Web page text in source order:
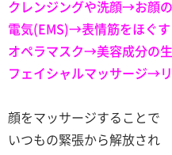
クレンジングや洗顔→お顔
電気(EMS)→表情筋をほぐす
オペラマスク→美容成分の
フェイシャルマッサージ→
顔をマッサージすることで
いつもの緊張から解放され